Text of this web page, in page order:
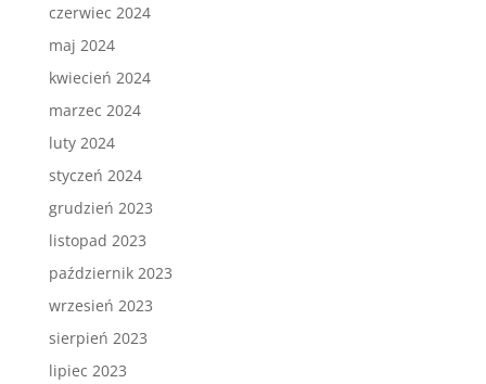
czerwiec 2024
maj 2024
kwiecień 2024
marzec 2024
luty 2024
styczeń 2024
grudzień 2023
listopad 2023
październik 2023
wrzesień 2023
sierpień 2023
lipiec 2023